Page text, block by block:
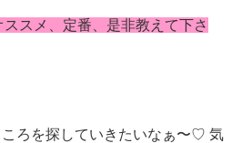
ススメ、定番、是非教えて下さ
ろを探していきたいなぁ〜♡ 気